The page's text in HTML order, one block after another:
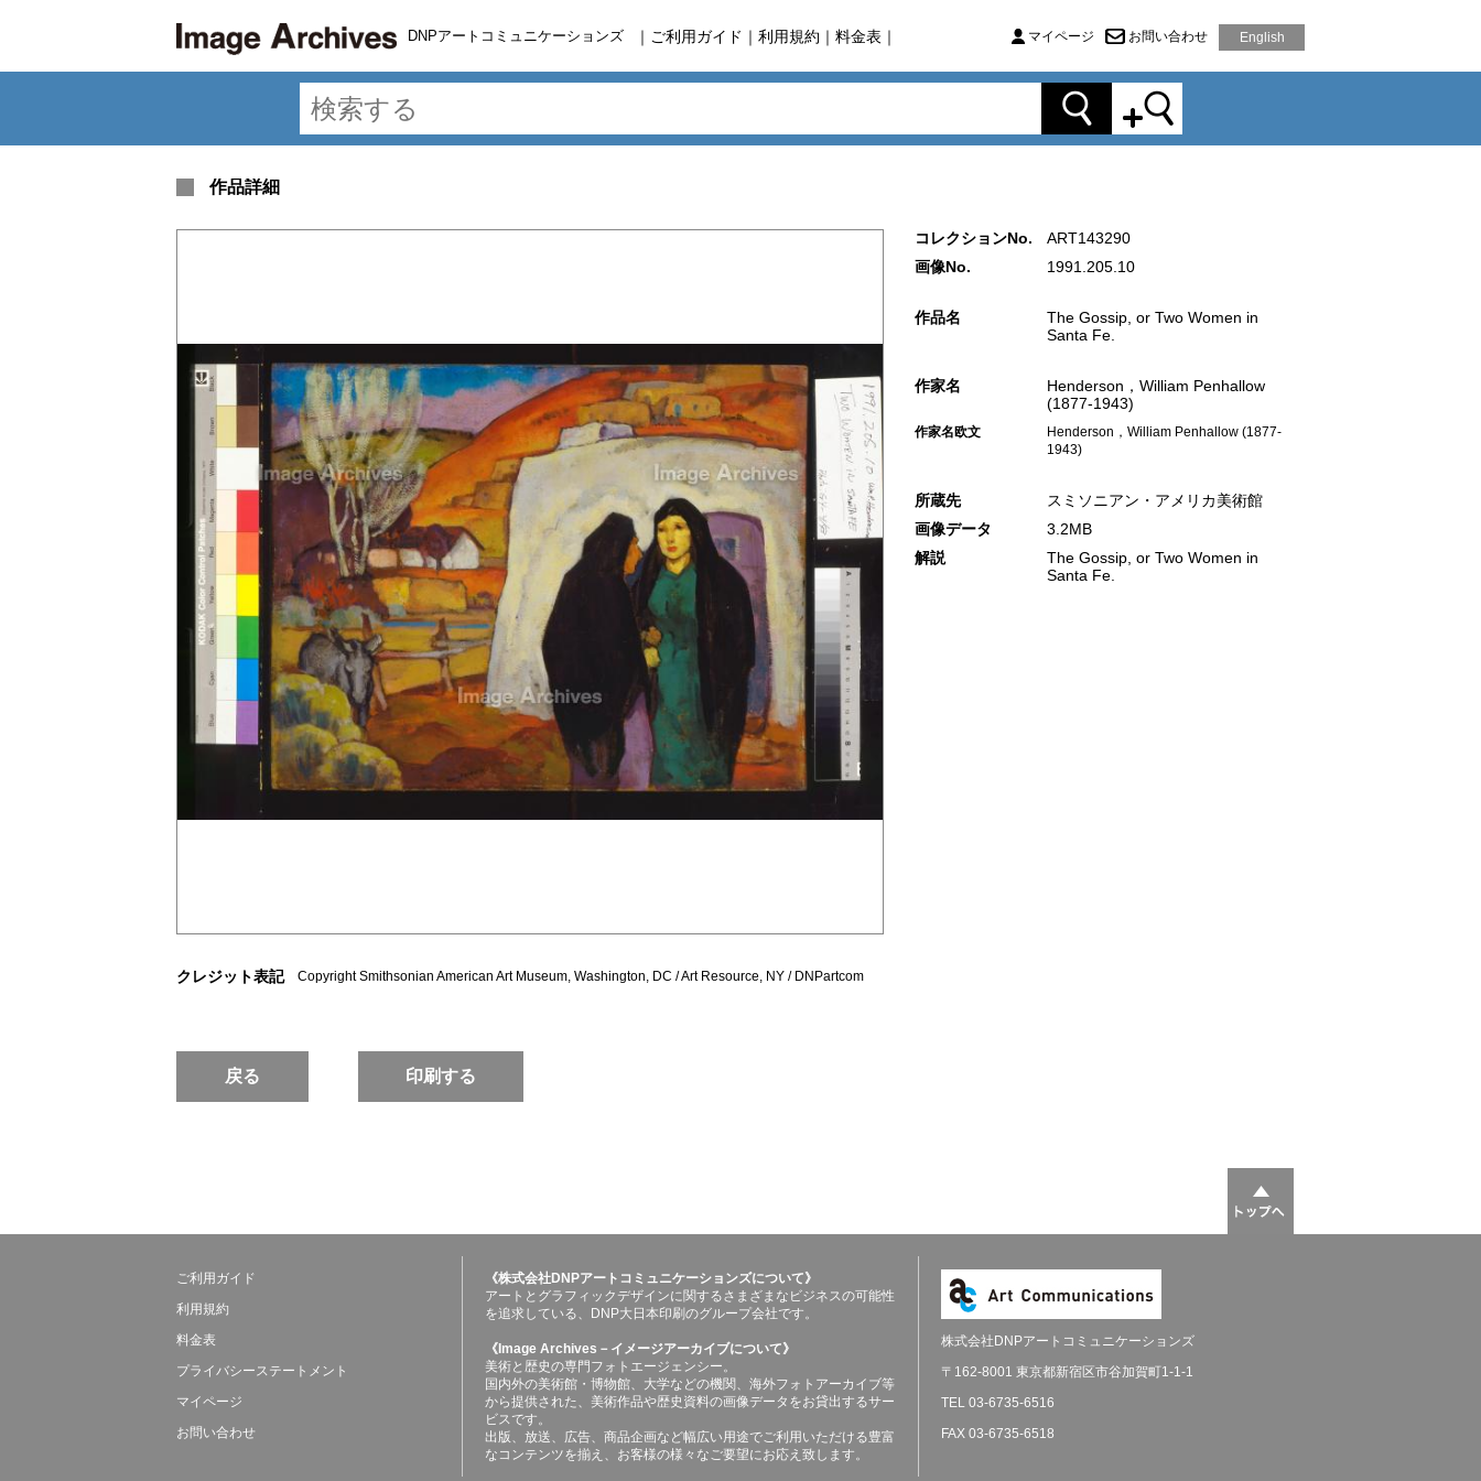
DNPアートコミュニケーションズ ｜ ご利用ガイド ｜ 利用規約 ｜ 料金表 ｜ マイページ お問い合わせ English
作品詳細
クレジット表記 Copyright Smithsonian American Art Museum, Washington, DC / Art Resource, NY / DNPartcom
戻る 印刷する
コレクションNo.
ART143290
画像No.
1991.205.10
作品名
The Gossip, or Two Women in
Santa Fe.
作家名
Henderson，William Penhallow
(1877-1943)
作家名欧文
Henderson，William Penhallow (1877-
1943)
所蔵先
スミソニアン・アメリカ美術館
画像データ
3.2MB
解説
The Gossip, or Two Women in
Santa Fe.
ご利用ガイド
利用規約
料金表
プライバシーステートメント
マイページ
お問い合わせ
《株式会社DNPアートコミュニケーションズについて》
アートとグラフィックデザインに関するさまざまなビジネスの可能性
を追求している、DNP大日本印刷のグループ会社です。
《Image Archives－イメージアーカイブについて》
美術と歴史の専門フォトエージェンシー。
国内外の美術館・博物館、大学などの機関、海外フォトアーカイブ等
から提供された、美術作品や歴史資料の画像データをお貸出するサー
ビスです。
出版、放送、広告、商品企画など幅広い用途でご利用いただける豊富
なコンテンツを揃え、お客様の様々なご要望にお応え致します。
株式会社DNPアートコミュニケーションズ
〒162-8001 東京都新宿区市谷加賀町1-1-1
TEL 03-6735-6516
FAX 03-6735-6518